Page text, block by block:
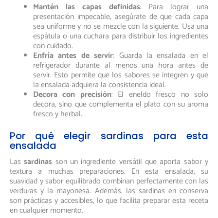
Mantén las capas definidas: Para lograr una
presentación impecable, asegúrate de que cada capa
sea uniforme y no se mezcle con la siguiente. Usa una
espátula o una cuchara para distribuir los ingredientes
con cuidado.
Enfría antes de servir: Guarda la ensalada en el
refrigerador durante al menos una hora antes de
servir. Esto permite que los sabores se integren y que
la ensalada adquiera la consistencia ideal.
Decora con precisión: El eneldo fresco no solo
decora, sino que complementa el plato con su aroma
fresco y herbal.
Por qué elegir sardinas para esta
ensalada
Las sardinas son un ingrediente versátil que aporta sabor y
textura a muchas preparaciones. En esta ensalada, su
suavidad y sabor equilibrado combinan perfectamente con las
verduras y la mayonesa. Además, las sardinas en conserva
son prácticas y accesibles, lo que facilita preparar esta receta
en cualquier momento.